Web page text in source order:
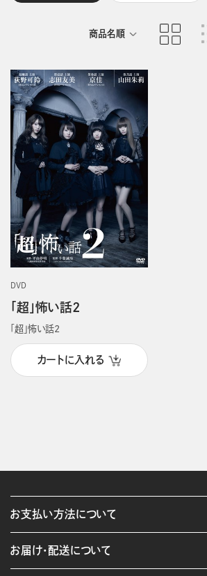
商品名順
DVD
「超」怖い話2
「超」怖い話2
カートに入れる
お支払い方法について
お届け・配送について